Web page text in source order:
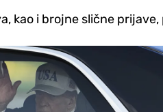
kao i brojne slične